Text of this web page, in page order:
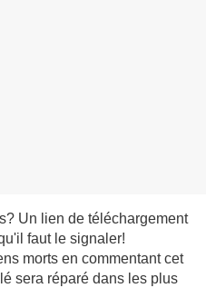
Un lien de téléchargement
faut le signaler!
morts en commentant cet
sera réparé dans les plus